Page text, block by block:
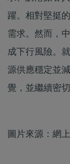
躍。相對堅挺
需求。然而，
成下行風險。
源供應穩定並
覺，並繼續密
圖片來源：網